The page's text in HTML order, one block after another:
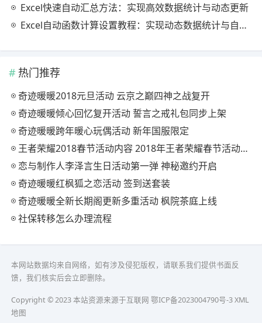
Excel快速自动汇总方法：实现高效数据统计与动态更新
Excel自动函数计算设置教程：实现动态数据统计与自动更新
热门推荐
奇迹暖暖2018元旦活动 云京之巅四神之战复开
奇迹暖暖倾心回忆复开活动 誓言之戒礼包同步上架
奇迹暖暖跨年暖心玩偶活动 新年国服限定
王者荣耀2018春节活动内容 2018年王者荣耀春节活动大全
恋与制作人李泽言生日活动第一弹 神秘邀约开启
奇迹暖暖红枫狐之恋活动 签到送套装
奇迹暖暖全新长期阁更新多重活动 枫院茶庭上线
社保转移怎么办理流程
本网站数据均来自网络，如有涉及侵犯版权，请联系我们提供书面反
馈，我们核实后会立即删除。
Copyright © 2023 本站资源来源于互联网 鄂ICP备2023004790号-3XML
地图